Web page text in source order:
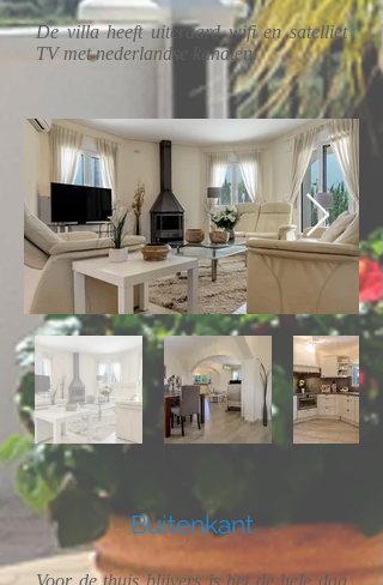
De villa heeft uiteraard wifi en satelliet
TV met nederlandse kanalen.
Buitenkant
Voor de thuis blijvers is het de hele dag